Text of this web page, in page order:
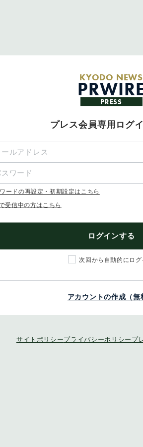
KYODO NEWS
PRESS
プレス会員専用ログ
ードの再設定・初期設定はこちら
受信中の方はこちら
ログインする
次回から自動的にログ
アカウントの作成（無
サイトポリシープライバシーポリシー プ